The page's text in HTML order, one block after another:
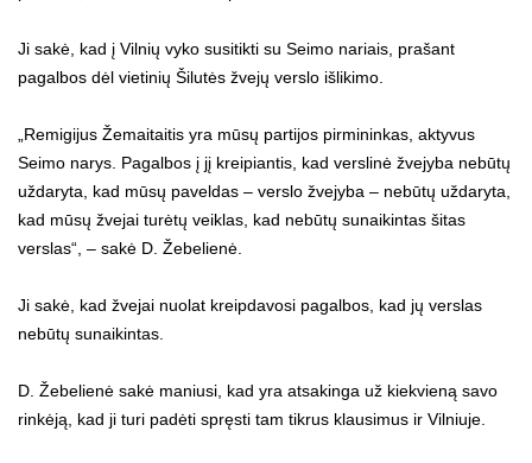
Ji sakė, kad į Vilnių vyko susitikti su Seimo nariais, prašant
pagalbos dėl vietinių Šilutės žvejų verslo išlikimo.
„Remigijus Žemaitaitis yra mūsų partijos pirmininkas, aktyvus
Seimo narys. Pagalbos į jį kreipiantis, kad verslinė žvejyba nebūtų
uždaryta, kad mūsų paveldas – verslo žvejyba – nebūtų uždaryta,
kad mūsų žvejai turėtų veiklas, kad nebūtų sunaikintas šitas
verslas“, – sakė D. Žebelienė.
Ji sakė, kad žvejai nuolat kreipdavosi pagalbos, kad jų verslas
nebūtų sunaikintas.
D. Žebelienė sakė maniusi, kad yra atsakinga už kiekvieną savo
rinkėją, kad ji turi padėti spręsti tam tikrus klausimus ir Vilniuje.